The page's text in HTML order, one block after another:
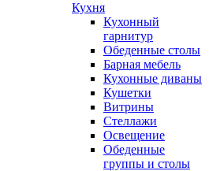
Кухня
Кухонный
гарнитур
Обеденные столы
Барная мебель
Кухонные диваны
Кушетки
Витрины
Стеллажи
Освещение
Обеденные
группы и столы